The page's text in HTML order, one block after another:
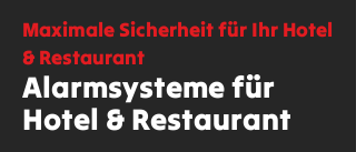
Maximale Sicherheit für Ihr Hotel
& Restaurant
Alarmsysteme für
Hotel & Restaurant